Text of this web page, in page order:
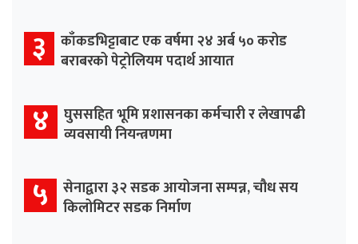
३
काँकडभिट्टाबाट एक वर्षमा २४ अर्ब ५० करोड
बराबरको पेट्रोलियम पदार्थ आयात
४
घुससहित भूमि प्रशासनका कर्मचारी र लेखापढी
व्यवसायी नियन्त्रणमा
५
सेनाद्वारा ३२ सडक आयोजना सम्पन्न, चौध सय
किलोमिटर सडक निर्माण